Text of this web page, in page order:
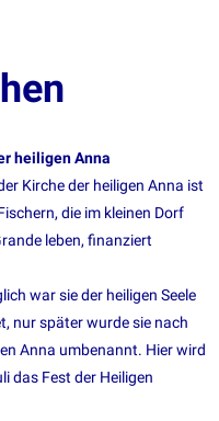
heiligen Anna
Kirche der heiligen Anna ist
die im kleinen Dorf
leben, finanziert
war sie der heiligen Seele
nur später wurde sie nach
Anna umbenannt. Hier wird
das Fest der Heiligen